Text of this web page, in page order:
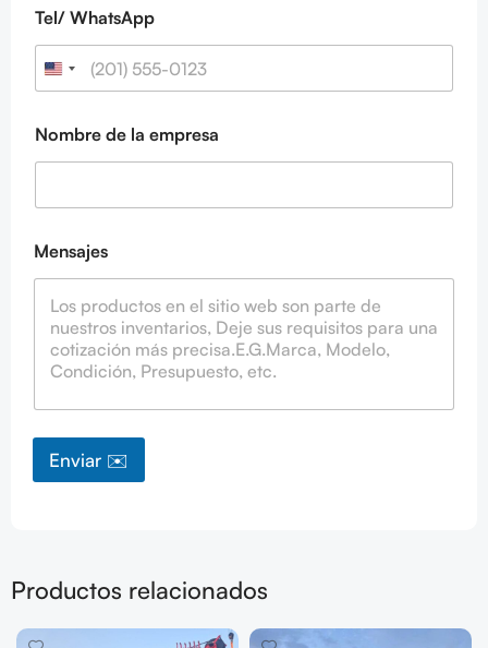
Tel/ WhatsApp
Nombre de la empresa
*
*
Mensajes
Enviar ✉️
Productos relacionados